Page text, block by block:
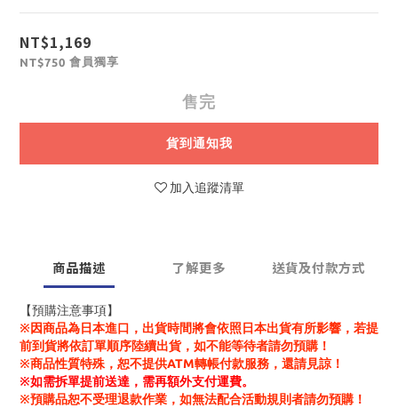
NT$1,169
NT$750 會員獨享
售完
貨到通知我
加入追蹤清單
商品描述 了解更多 送貨及付款方式
【預購注意事項】
※因商品為日本進口，出貨時間將會依照日本出貨有所影響，若提
前到貨將依訂單順序陸續出貨，如不能等待者請勿預購！
※商品性質特殊，恕不提供ATM轉帳付款服務，還請見諒！
※如需拆單提前送達，需再額外支付運費。
※預購品恕不受理退款作業，如無法配合活動規則者請勿預購！